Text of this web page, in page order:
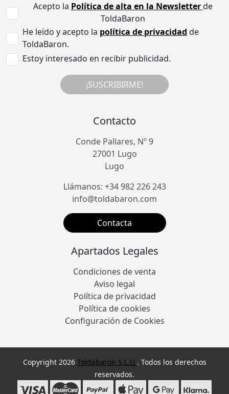
Acepto la Política de alta en la Newsletterde
ToldaBaron
He leído y acepto la política de privacidad de
ToldaBaron.
Estoy interesado en recibir publicidad.
¡SUSCRIBIRME!
Contacto
Conde Pallares, Nº 9
27001 Lugo
Lugo
Llámanos: +34 982 226 243
info@toldabaron.com
Contacta
Apartados Legales
Condiciones de venta
Aviso legal
Política de privacidad
Política de cookies
Configuración de Cookies
Copyright 2026 Toldabaron S.L.U.. Todos los derechos
reservados.